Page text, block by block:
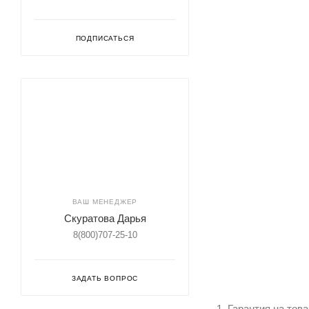
ПОДПИСАТЬСЯ
ВАШ МЕНЕДЖЕР
Скуратова Дарья
8(800)707-25-10
ЗАДАТЬ ВОПРОС